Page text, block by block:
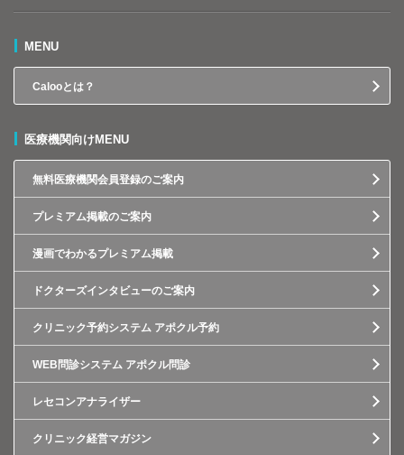
MENU
Calooとは？
医療機関向けMENU
無料医療機関会員登録のご案内
プレミアム掲載のご案内
漫画でわかるプレミアム掲載
ドクターズインタビューのご案内
クリニック予約システム アポクル予約
WEB問診システム アポクル問診
レセコンアナライザー
クリニック経営マガジン